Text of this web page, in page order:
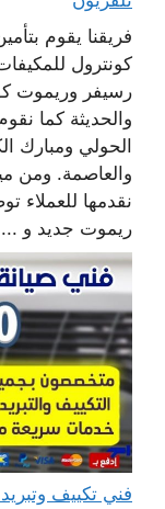
فريقنا يقوم
كونترول
رسيفر وريموت
والحديثة كما
الحولي ومبارك
والعاصمة. ومن
نقدمها للعملاء
ريموت جديد و ...